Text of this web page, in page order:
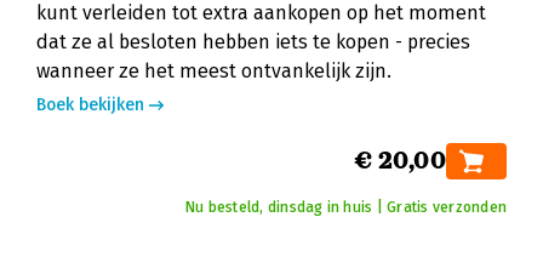
kunt verleiden tot extra aankopen op het moment
dat ze al besloten hebben iets te kopen - precies
wanneer ze het meest ontvankelijk zijn.
Boek bekijken
€ 20,00
Nu besteld, dinsdag in huis | Gratis verzonden